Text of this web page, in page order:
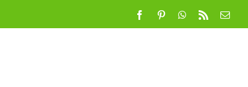
FacebookPinterestWhatsApp
Rss
E-